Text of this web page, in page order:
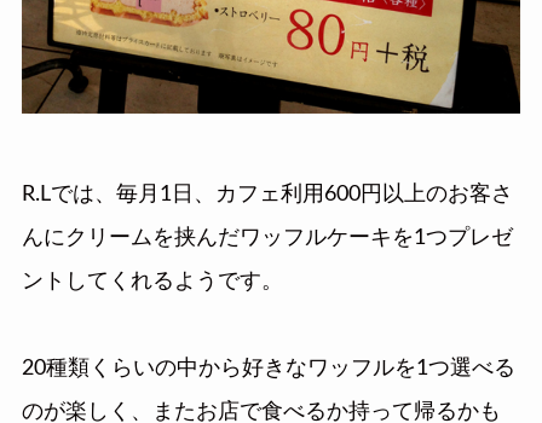
R.Lでは、毎月1日、カフェ利用600円以上のお客さ
んにクリームを挟んだワッフルケーキを1つプレゼ
ントしてくれるようです。
20種類くらいの中から好きなワッフルを1つ選べる
のが楽しく、またお店で食べるか持って帰るかも